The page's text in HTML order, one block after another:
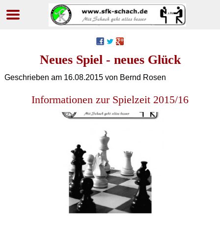
Neues Spiel - neues Glück
Geschrieben am 16.08.2015von Bernd Rosen
Informationen zur Spielzeit 2015/16